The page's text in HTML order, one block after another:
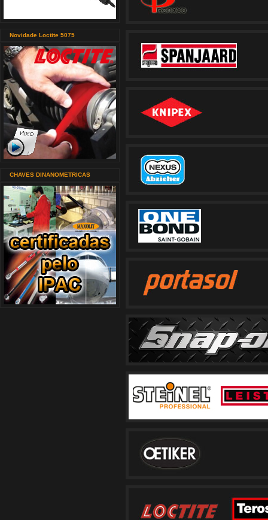
Novidade Loctite 5075
CHAVES DINANOMETRICAS